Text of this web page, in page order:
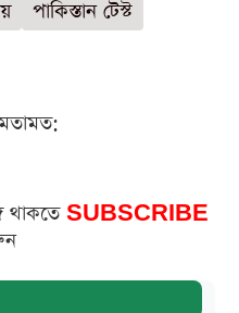
পাকিস্তান টেস্ট
থাকতে SUBSCRIBE